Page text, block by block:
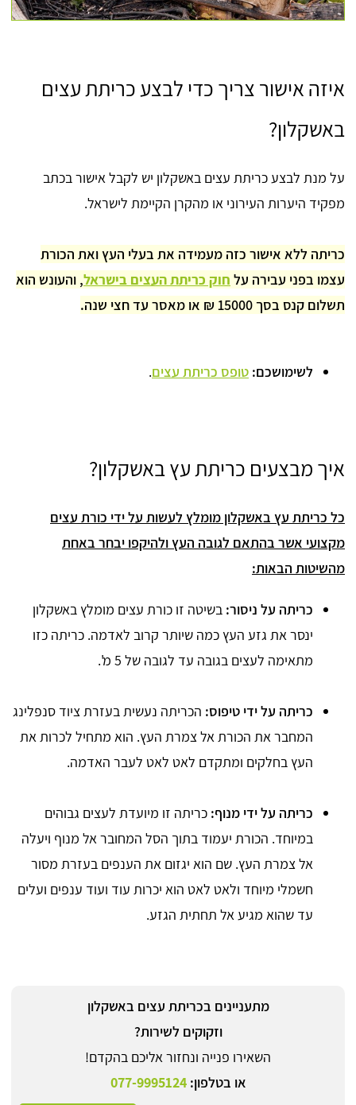
איזה אישור צריך כדי לבצע כריתת עצים
באשקלון?
על מנת לבצע כריתת עצים באשקלון יש לקבל אישור בכתב
מפקיד היערות העירוני או מהקרן הקיימת לישראל.
כריתה ללא אישור כזה מעמידה את בעלי העץ ואת הכורת
עצמו בפני עבירה על חוק כריתת העצים בישראל, והעונש הוא
תשלום קנס בסך 15000 ₪ או מאסר עד חצי שנה.
לשימושכם: טופס כריתת עצים.
איך מבצעים כריתת עץ באשקלון?
כל כריתת עץ באשקלון מומלץ לעשות על ידי כורת עצים
מקצועי אשר בהתאם לגובה העץ ולהיקפו יבחר באחת
מהשיטות הבאות:
כריתה על ניסור: בשיטה זו כורת עצים מומלץ באשקלון
ינסר את גזע העץ כמה שיותר קרוב לאדמה. כריתה כזו
מתאימה לעצים בגובה עד לגובה של 5 מ'.
כריתה על ידי טיפוס: הכריתה נעשית בעזרת ציוד סנפלינג
המחבר את הכורת אל צמרת העץ. הוא מתחיל לכרות את
העץ בחלקים ומתקדם לאט לאט לעבר האדמה.
כריתה על ידי מנוף: כריתה זו מיועדת לעצים גבוהים
במיוחד. הכורת יעמוד בתוך הסל המחובר אל מנוף ויעלה
אל צמרת העץ. שם הוא יגזום את הענפים בעזרת מסור
חשמלי מיוחד ולאט לאט הוא יכרות עוד ועוד ענפים ועלים
עד שהוא מגיע אל תחתית הגזע.
מתעניינים בכריתת עצים באשקלון
וזקוקים לשירות?
השאירו פנייה ונחזור אליכם בהקדם!
או בטלפון:077-9995124